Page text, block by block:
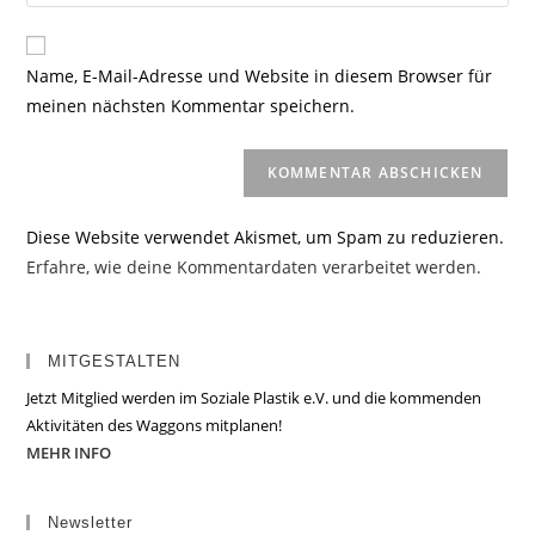
Kommentieren
ein
zum
Kommentieren
ein
Website-
URL
Name, E-Mail-Adresse und Website in diesem Browser für
meinen nächsten Kommentar speichern.
Diese Website verwendet Akismet, um Spam zu reduzieren.
Erfahre, wie deine Kommentardaten verarbeitet werden.
MITGESTALTEN
Jetzt Mitglied werden im Soziale Plastik e.V. und die kommenden
Aktivitäten des Waggons mitplanen!
MEHR INFO
Newsletter